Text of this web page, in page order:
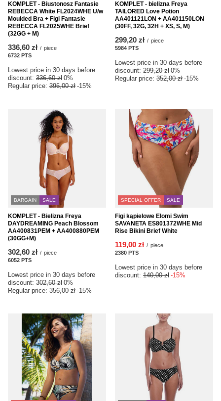
KOMPLET - Biustonosz Fantasie
REBECCA White FL2024WHE U/w
Moulded Bra + Figi Fantasie
REBECCA FL2025WHE Brief
(32GG + M)
336,60 zł / piece
6732 PTS
Lowest price in 30 days before
discount: 336,60 zł 0%
Regular price: 396,00 zł -15%
KOMPLET - bielizna Freya
TAILORED Love Potion
AA401121LON + AA401150LON
(30FF, 32G, 32H + XS, S, M)
299,20 zł / piece
5984 PTS
Lowest price in 30 days before
discount: 299,20 zł 0%
Regular price: 352,00 zł -15%
BARGAIN SALE
KOMPLET - Bielizna Freya
DAYDREAMING Peach Blossom
AA400831PEM + AA400880PEM
(30GG+M)
302,60 zł / piece
6052 PTS
Lowest price in 30 days before
discount: 302,60 zł 0%
Regular price: 356,00 zł -15%
SPECIAL OFFER SALE
Figi kąpielowe Elomi Swim
SAVANETA ES801372WHE Mid
Rise Bikini Brief White
119,00 zł / piece
2380 PTS
Lowest price in 30 days before
discount: 140,00 zł -15%